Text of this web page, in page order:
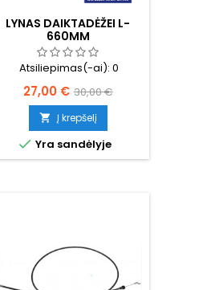
LYNAS DAIKTADĖŽEI L-
660MM
Atsiliepimas(-ai): 0
Kaina
27,00 € Bazinė
kaina
30,00 €
 Į krepšelį
 Yra sandėlyje